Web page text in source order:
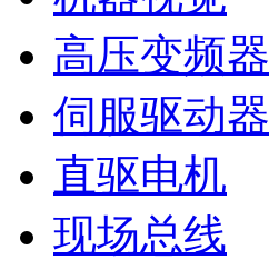
高压变频器
伺服驱动器
直驱电机
现场总线